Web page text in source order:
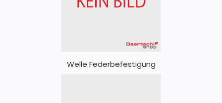
Welle Federbefestigung